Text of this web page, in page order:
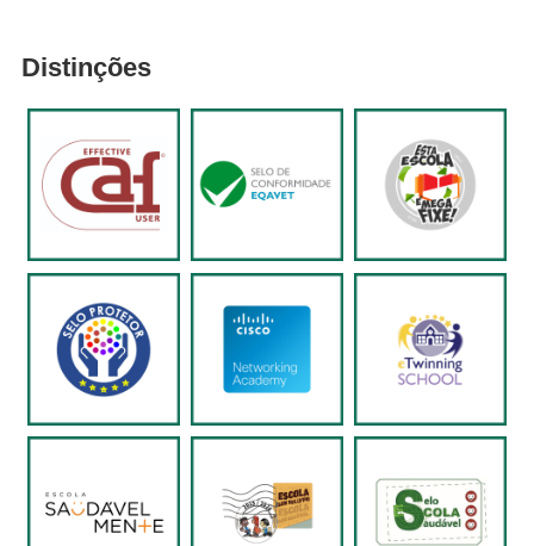
Distinções